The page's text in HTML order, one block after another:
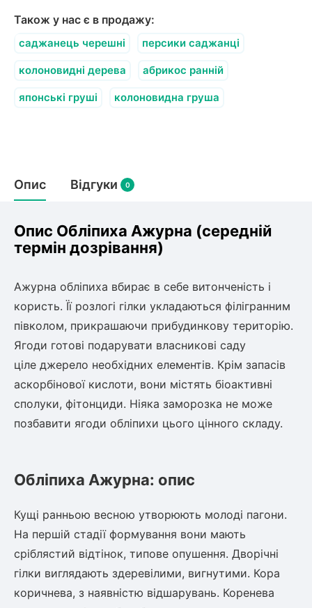
Також у нас є в продажу:
саджанець черешні персики саджанці
колоновидні дерева абрикос ранній
японські груші колоновидна груша
Опис Відгуки 0
Опис Обліпиха Ажурна (середній
термін дозрівання)
Ажурна обліпиха вбирає в себе витонченість і
користь. Її розлогі гілки укладаються філігранним
півколом, прикрашаючи прибудинкову територію.
Ягоди готові подарувати власникові саду
ціле джерело необхідних елементів. Крім запасів
аскорбінової кислоти, вони містять біоактивні
сполуки, фітонциди. Ніяка заморозка не може
позбавити ягоди обліпихи цього цінного складу.
Обліпиха Ажурна: опис
Кущі ранньою весною утворюють молоді пагони.
На першій стадії формування вони мають
сріблястий відтінок, типове опушення. Дворічні
гілки виглядають здеревілими, вигнутими. Кора
коричнева, з наявністю відшарувань. Коренева